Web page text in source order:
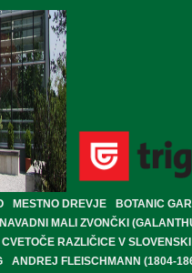
MESTNO DREVJE
BOTANIC
NAVADNI MALI ZVONČKI
CVETOČE RAZLIČICE V SLOVENSKI
ANDREJ FLEISCHMANN (1804-